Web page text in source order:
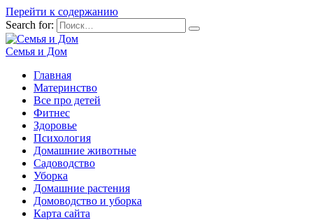
Перейти к содержанию
Search for:
Семья и Дом
Главная
Материнство
Все про детей
Фитнес
Здоровье
Психология
Домашние животные
Садоводство
Уборка
Домашние растения
Домоводство и уборка
Карта сайта